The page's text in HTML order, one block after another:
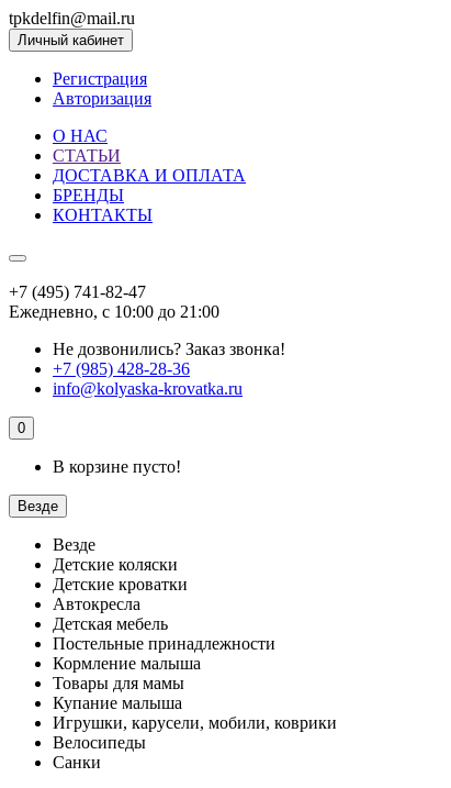
tpkdelfin@mail.ru
Личный кабинет
Регистрация
Авторизация
О НАС
СТАТЬИ
ДОСТАВКА И ОПЛАТА
БРЕНДЫ
КОНТАКТЫ
+7 (495) 741-82-47
Ежедневно, с 10:00 до 21:00
Не дозвонились? Заказ звонка!
+7 (985) 428-28-36
info@kolyaska-krovatka.ru
0
В корзине пусто!
Везде
Везде
Детские коляски
Детские кроватки
Автокресла
Детская мебель
Постельные принадлежности
Кормление малыша
Товары для мамы
Купание малыша
Игрушки, карусели, мобили, коврики
Велосипеды
Санки